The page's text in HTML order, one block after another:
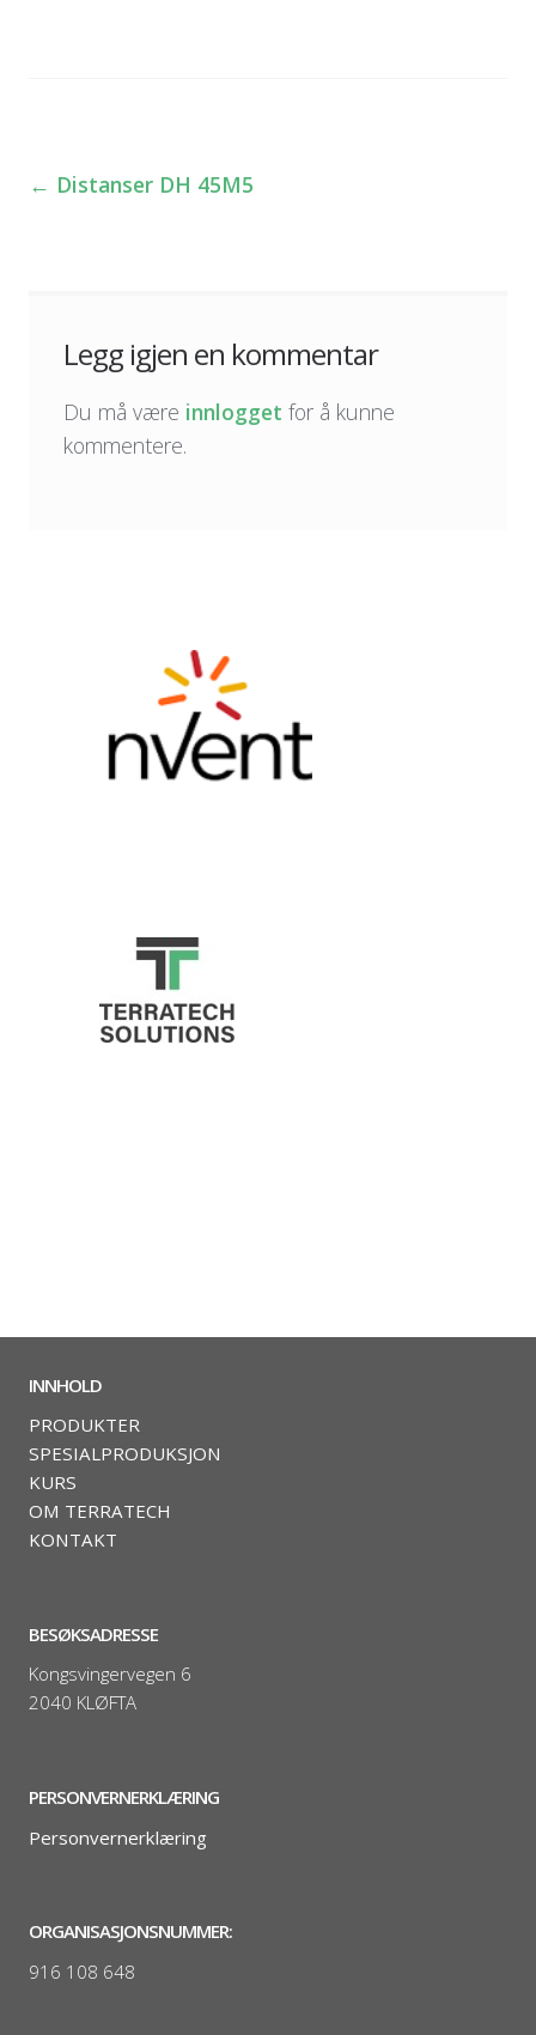
Innleggsnavigasjon
← Distanser DH 45M5
Legg igjen en kommentar
Du må være innlogget for å kunne
kommentere.
INNHOLD
PRODUKTER
SPESIALPRODUKSJON
KURS
OM TERRATECH
KONTAKT
BESØKSADRESSE
Kongsvingervegen 6
2040 KLØFTA
PERSONVERNERKLÆRING
Personvernerklæring
ORGANISASJONSNUMMER:
916 108 648